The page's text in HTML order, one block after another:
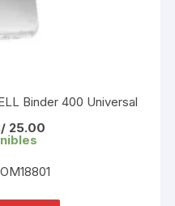
Binder 400 Universal
35.00.
25.00El
S/ 25.00.